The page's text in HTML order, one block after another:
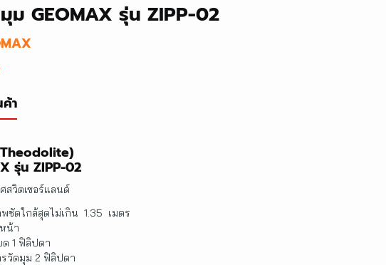
ม GEOMAX รุ่น ZIPP-02
า
รุ่น ZIPP-02
สวิตเซอร์แลนด์
ชัดใกล้สุดไม่เกิน 1.35 เมตร
น้า
ด 1 ฟิลิปดา
วัดมุม 2 ฟิลิปดา